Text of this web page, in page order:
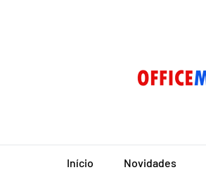
Início Novidades